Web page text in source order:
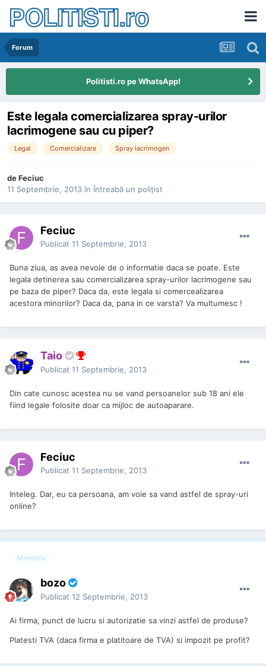
POLITISTI.ro
Forum
Politisti.ro pe WhatsApp!
Este legala comercializarea spray-urilor
lacrimogene sau cu piper?
Legal Comercializare Spray lacrimogen
deFeciuc
11 Septembrie, 2013 în Întreabă un poliţist
Feciuc
Publicat 11 Septembrie, 2013
Buna ziua, as avea nevoie de o informatie daca se poate. Este
legala detinerea sau comercializarea spray-urilor lacrimogene sau
pe baza de piper? Daca da, este legala si comercealizarea
acestora minorilor? Daca da, pana in ce varsta? Va multumesc !
Taio
Publicat 11 Septembrie, 2013
Din cate cunosc acestea nu se vand persoanelor sub 18 ani ele
fiind legale folosite doar ca mijloc de autoaparare.
Feciuc
Publicat 11 Septembrie, 2013
Inteleg. Dar, eu ca persoana, am voie sa vand astfel de spray-uri
online?
Membru
bozo
Publicat 12 Septembrie, 2013
Ai firma, punct de lucru si autorizatie sa vinzi astfel de produse?
Platesti TVA (daca firma e platitoare de TVA) si impozit pe profit?